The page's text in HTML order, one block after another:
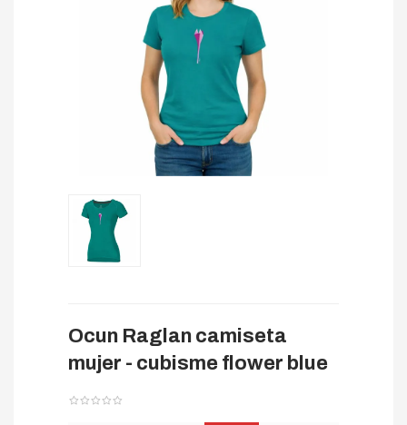
Ocun Raglan camiseta
mujer - cubisme flower blue